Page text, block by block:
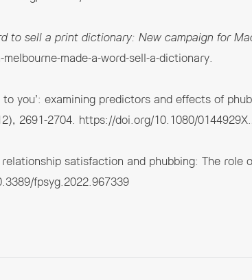
to sell a print dictionary: New campaign for
made-a-word-sell-a-dictionary.
you’: examining predictors and effects of
2691-2704. https://doi.org/10.1080/
satisfaction and phubbing: The role
fpsyg.2022.967339